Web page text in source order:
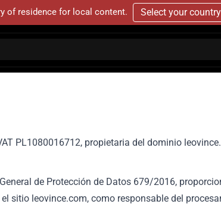
of residence for local content. Select your country
PL1080016712, propietaria del dominio
de Protección de Datos 679/2016,
sitio leovince.com, como responsable del